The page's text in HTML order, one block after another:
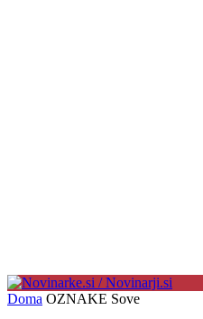
Doma OZNAKE Sove